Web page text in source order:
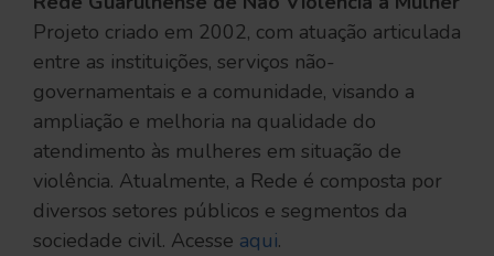
Projeto criado em 2002, com atuação articulada
entre as instituições, serviços não-
governamentais e a comunidade, visando a
ampliação e melhoria na qualidade do
atendimento às mulheres em situação de
violência. Atualmente, a Rede é composta por
diversos setores públicos e segmentos da
sociedade civil. Acesse aqui.